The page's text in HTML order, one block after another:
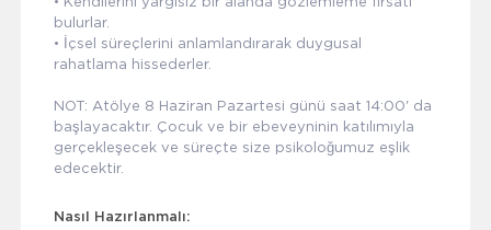
bulurlar.
• İçsel süreçlerini anlamlandırarak duygusal
rahatlama hissederler.
NOT: Atölye 8 Haziran Pazartesi günü saat 14:00' da
başlayacaktır. Çocuk ve bir ebeveyninin katılımıyla
gerçekleşecek ve süreçte size psikoloğumuz eşlik
edecektir.
Nasıl Hazırlanmalı: